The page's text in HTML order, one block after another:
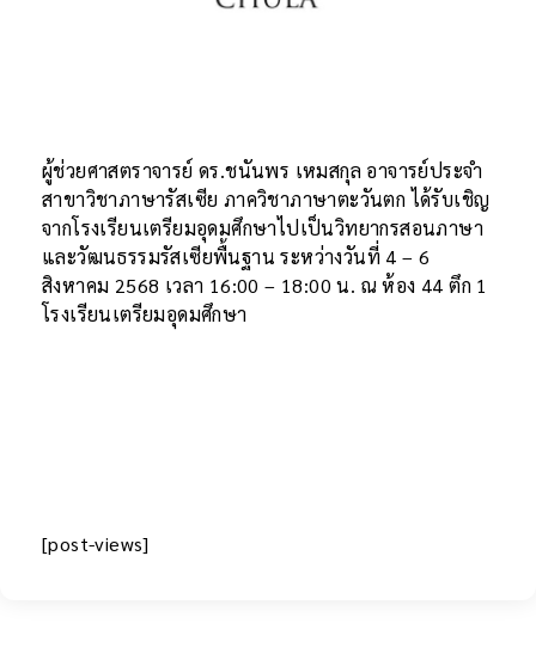
ผู้ช่วยศาสตราจารย์ ดร.ชนันพร เหมสกุล อาจารย์ประจำ
สาขาวิชาภาษารัสเซีย ภาควิชาภาษาตะวันตก ได้รับเชิญ
จากโรงเรียนเตรียมอุดมศึกษาไปเป็นวิทยากรสอนภาษา
และวัฒนธรรมรัสเซียพื้นฐาน ระหว่างวันที่ 4 – 6
สิงหาคม 2568 เวลา 16:00 – 18:00 น. ณ ห้อง 44 ตึก 1
โรงเรียนเตรียมอุดมศึกษา
[post-views]